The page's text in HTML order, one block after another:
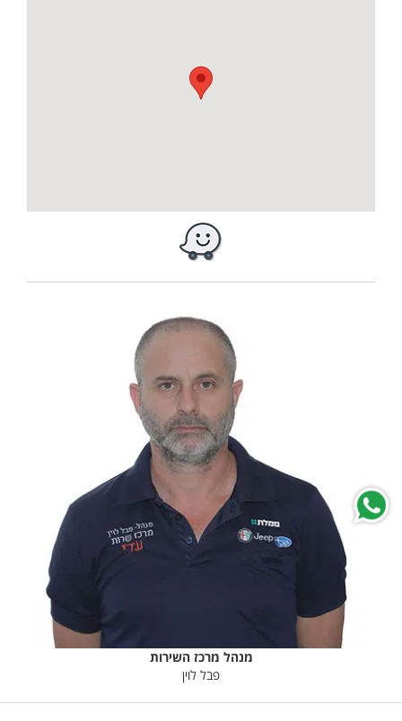
מנהל מרכז השירות
פבל לוין